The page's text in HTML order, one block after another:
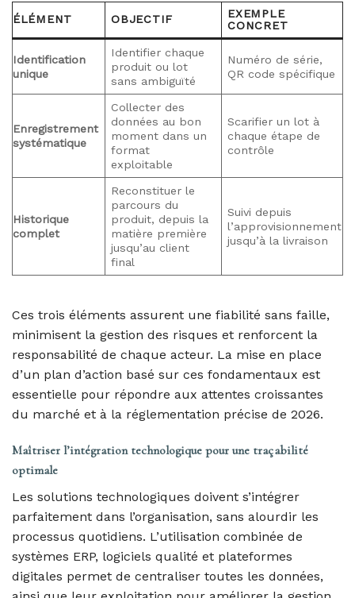
ÉLÉMENT OBJECTIF
EXEMPLE
CONCRET
Identification
unique
Identifier chaque
produit ou lot
sans ambiguïté
Numéro de série,
QR code spécifique
Enregistrement
systématique
Collecter des
données au bon
moment dans un
format
exploitable
Scarifier un lot à
chaque étape de
contrôle
Historique
complet
Reconstituer le
parcours du
produit, depuis la
matière première
jusqu’au client
final
Suivi depuis
l’approvisionnement
jusqu’à la livraison
Ces trois éléments assurent une fiabilité sans faille,
minimisent la gestion des risques et renforcent la
responsabilité de chaque acteur. La mise en place
d’un plan d’action basé sur ces fondamentaux est
essentielle pour répondre aux attentes croissantes
du marché et à la réglementation précise de 2026.
Maîtriser l’intégration technologique pour une traçabilité
optimale
Les solutions technologiques doivent s’intégrer
parfaitement dans l’organisation, sans alourdir les
processus quotidiens. L’utilisation combinée de
systèmes ERP, logiciels qualité et plateformes
digitales permet de centraliser toutes les données,